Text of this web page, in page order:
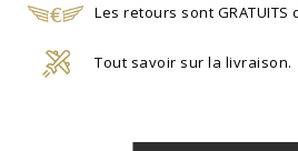
Les retours sont
Tout savoir sur la livraison.